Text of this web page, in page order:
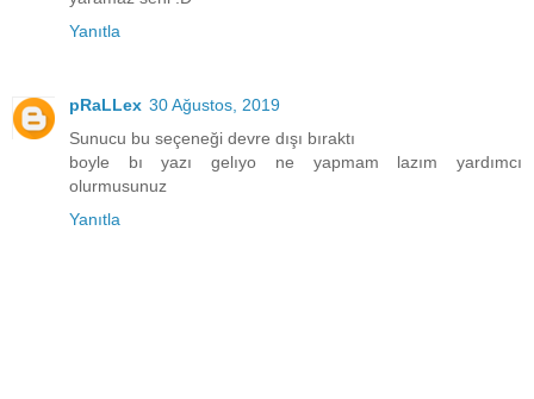
Yanıtla
pRaLLex 30 Ağustos, 2019
Sunucu bu seçeneği devre dışı bıraktı
boyle bı yazı gelıyo ne yapmam lazım yardımcı
olurmusunuz
Yanıtla